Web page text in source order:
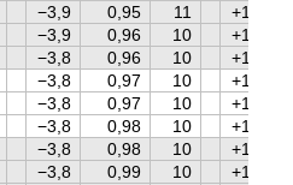
−3,9 0,95 11
+1,2
−3,9 0,96 10
+1,2
−3,8 0,96 10
+1,2
−3,8 0,97 10
+1,2
−3,8 0,97 10
+1,2
−3,8 0,98 10
+1,2
−3,8 0,98 10
+1,2
−3,8 0,99 10
+1,2